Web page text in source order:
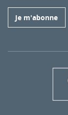
Je m'abonne